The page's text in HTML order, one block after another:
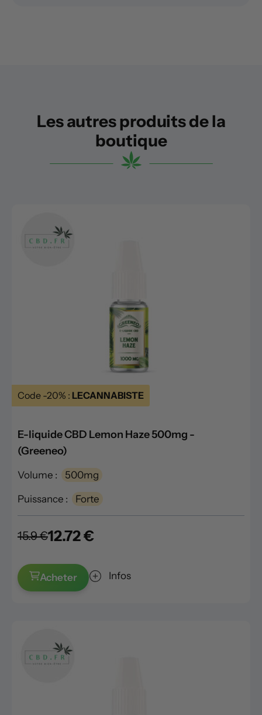
Les autres produits de la
boutique
Code -20% : LECANNABISTE
E-liquide CBD Lemon Haze 500mg -
(Greeneo)
Volume : 500mg
Puissance : Forte
15.9 €12.72 €
Acheter Infos